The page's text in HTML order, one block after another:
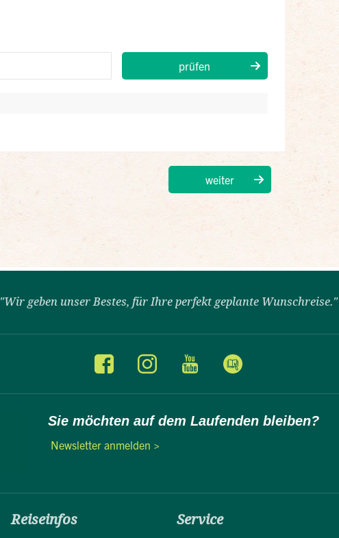
"Wir geben unser Bestes, für Ihre perfekt geplante Wunschreise."
Sie möchten auf dem Laufenden bleiben?
Newsletter anmelden >
Reiseinfos Service